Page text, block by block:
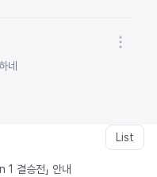
네
List
결승전」 안내